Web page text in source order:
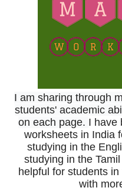
I am sharing through
students' academic
on each page. I have
worksheets in India
studying in the
studying in the
helpful for students
with